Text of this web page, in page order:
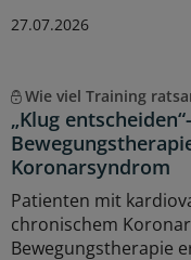
27.07.2026
Wie viel Training
„Klug
Koronarsyndrom
Patienten mit
chronischem
Bewegungstherapie